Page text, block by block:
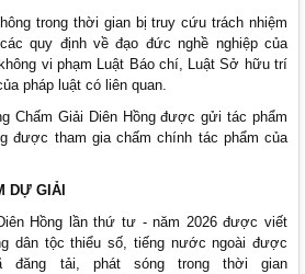
trong thời gian bị truy cứu trách nhiệm
quy định về đạo đức nghề nghiệp của
vi phạm Luật Báo chí, Luật Sở hữu trí
pháp luật có liên quan.
Chấm Giải Diên Hồng được gửi tác phẩm
được tham gia chấm chính tác phẩm của
DỰ GIẢI
Hồng lần thứ tư - năm 2026 được viết
dân tộc thiểu số, tiếng nước ngoài được
đăng tải, phát sóng trong thời gian